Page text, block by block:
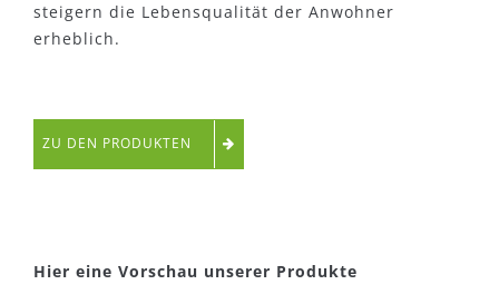
steigern die Lebensqualität der Anwohner
erheblich.
ZU DEN PRODUKTEN
Hier eine Vorschau unserer Produkte